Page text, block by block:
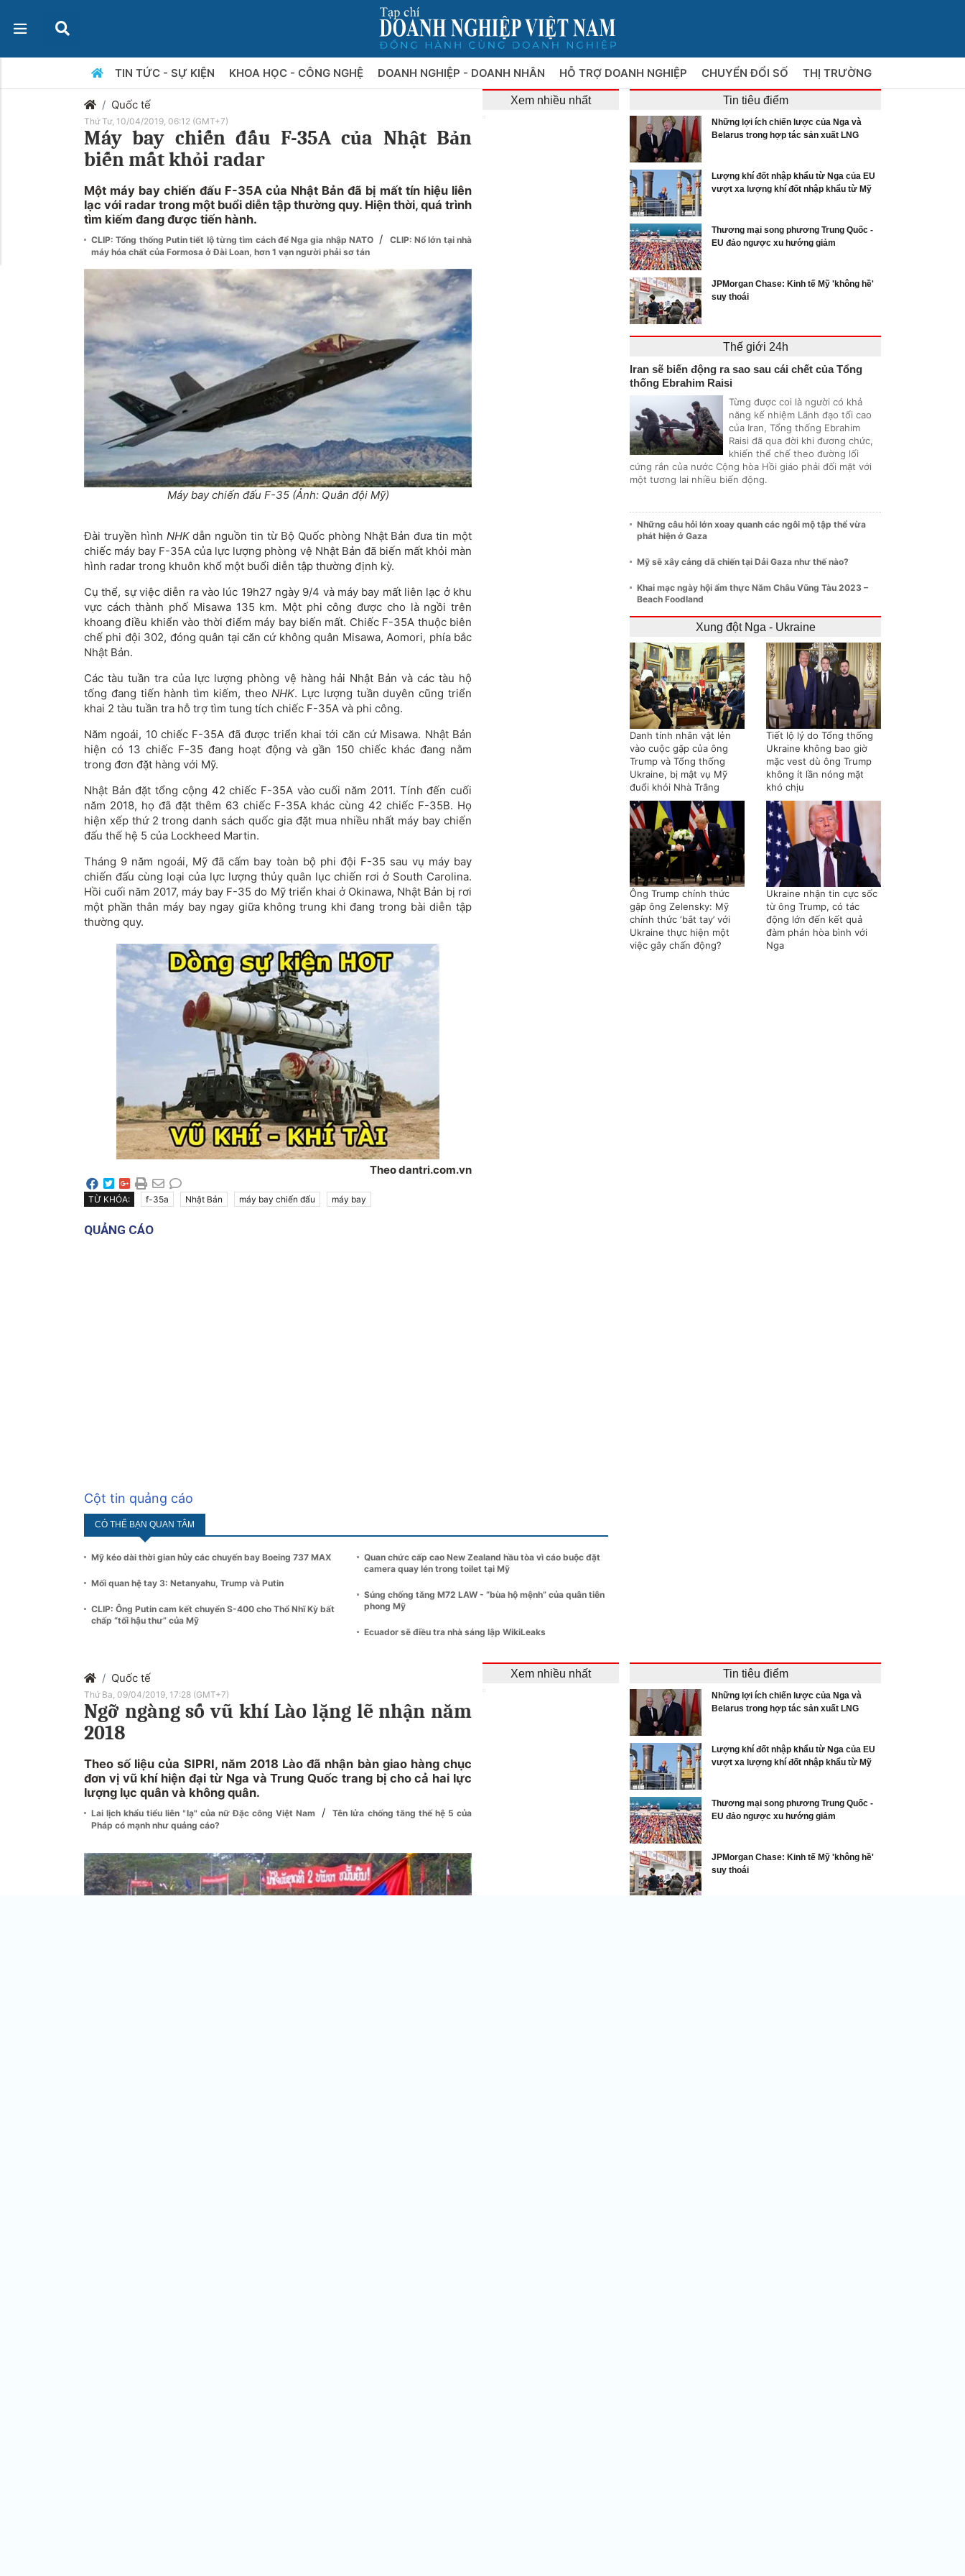
TIN TỨC - SỰ KIỆN KHOA HỌC - CÔNG NGHỆ DOANH NGHIỆP - DOANH NHÂN HỖ TRỢ DOANH NGHIỆP CHUYỂN ĐỔI SỐ THỊ TRƯỜNG
Quốc tế
Thứ Tư, 10/04/2019, 06:12 (GMT+7)
Máy bay chiến đấu F-35A của Nhật Bản
biến mất khỏi radar
Một máy bay chiến đấu F-35A của Nhật Bản đã bị mất tín hiệu liên
lạc với radar trong một buổi diễn tập thường quy. Hiện thời, quá trình
tìm kiếm đang được tiến hành.
CLIP: Tổng thống Putin tiết lộ từng tìm cách để Nga gia nhập NATO /
CLIP: Nổ lớn tại nhà
máy hóa chất của Formosa ở Đài Loan, hơn 1 vạn người phải sơ tán
Máy bay chiến đấu F-35 (Ảnh: Quân đội Mỹ)
Đài truyền hình NHKdẫn nguồn tin từ Bộ Quốc phòng Nhật Bản đưa tin một
chiếc máy bay F-35A của lực lượng phòng vệ Nhật Bản đã biến mất khỏi màn
hình radar trong khuôn khổ một buổi diễn tập thường định kỳ.
Cụ thể, sự việc diễn ra vào lúc 19h27 ngày 9/4 và máy bay mất liên lạc ở khu
vực cách thành phố Misawa 135 km. Một phi công được cho là ngồi trên
khoang điều khiển vào thời điểm máy bay biến mất. Chiếc F-35A thuộc biên
chế phi đội 302, đóng quân tại căn cứ không quân Misawa, Aomori, phía bắc
Nhật Bản.
Các tàu tuần tra của lực lượng phòng vệ hàng hải Nhật Bản và các tàu hộ
tống đang tiến hành tìm kiếm, theoNHK. Lực lượng tuần duyên cũng triển
khai 2 tàu tuần tra hỗ trợ tìm tung tích chiếc F-35A và phi công.
Năm ngoái, 10 chiếc F-35A đã được triển khai tới căn cứ Misawa. Nhật Bản
hiện có 13 chiếc F-35 đang hoạt động và gần 150 chiếc khác đang nằm
trong đơn đặt hàng với Mỹ.
Nhật Bản đặt tổng cộng 42 chiếc F-35A vào cuối năm 2011. Tính đến cuối
năm 2018, họ đã đặt thêm 63 chiếc F-35A khác cùng 42 chiếc F-35B. Họ
hiện xếp thứ 2 trong danh sách quốc gia đặt mua nhiều nhất máy bay chiến
đấu thế hệ 5 của Lockheed Martin.
Tháng 9 năm ngoái, Mỹ đã cấm bay toàn bộ phi đội F-35 sau vụ máy bay
chiến đấu cùng loại của lực lượng thủy quân lục chiến rơi ở South Carolina.
Hồi cuối năm 2017, máy bay F-35 do Mỹ triển khai ở Okinawa, Nhật Bản bị rơi
một phần thân máy bay ngay giữa không trung khi đang trong bài diễn tập
thường quy.
Theo dantri.com.vn
TỪ KHÓA: f-35a Nhật Bản máy bay chiến đấu máy bay
QUẢNG CÁO
Xem nhiều nhất
Cột tin quảng cáo
CÓ THỂ BẠN QUAN TÂM
Mỹ kéo dài thời gian hủy các chuyến bay Boeing 737 MAX
Mối quan hệ tay 3: Netanyahu, Trump và Putin
CLIP: Ông Putin cam kết chuyển S-400 cho Thổ Nhĩ Kỳ bất
chấp “tối hậu thư” của Mỹ
Quan chức cấp cao New Zealand hầu tòa vì cáo buộc đặt
camera quay lén trong toilet tại Mỹ
Súng chống tăng M72 LAW - “bùa hộ mệnh” của quân tiên
phong Mỹ
Ecuador sẽ điều tra nhà sáng lập WikiLeaks
Tin tiêu điểm
Những lợi ích chiến lược của Nga và
Belarus trong hợp tác sản xuất LNG
Lượng khí đốt nhập khẩu từ Nga của EU
vượt xa lượng khí đốt nhập khẩu từ Mỹ
Thương mại song phương Trung Quốc -
EU đảo ngược xu hướng giảm
JPMorgan Chase: Kinh tế Mỹ 'không hề'
suy thoái
Thế giới 24h
Iran sẽ biến động ra sao sau cái chết của Tổng
thống Ebrahim Raisi
Từng được coi là người có khả
năng kế nhiệm Lãnh đạo tối cao
của Iran, Tổng thống Ebrahim
Raisi đã qua đời khi đương chức,
khiến thể chế theo đường lối
cứng rắn của nước Cộng hòa Hồi giáo phải đối mặt với
một tương lai nhiều biến động.
Những câu hỏi lớn xoay quanh các ngôi mộ tập thể vừa
phát hiện ở Gaza
Mỹ sẽ xây cảng dã chiến tại Dải Gaza như thế nào?
Khai mạc ngày hội ẩm thực Năm Châu Vũng Tàu 2023 –
Beach Foodland
Xung đột Nga - Ukraine
Danh tính nhân vật lẻn
vào cuộc gặp của ông
Trump và Tổng thống
Ukraine, bị mật vụ Mỹ
đuổi khỏi Nhà Trắng
Tiết lộ lý do Tổng thống
Ukraine không bao giờ
mặc vest dù ông Trump
không ít lần nóng mặt
khó chịu
Ông Trump chính thức
gặp ông Zelensky: Mỹ
chính thức ‘bắt tay’ với
Ukraine thực hiện một
việc gây chấn động?
Ukraine nhận tin cực sốc
từ ông Trump, có tác
động lớn đến kết quả
đàm phán hòa bình với
Nga
Quốc tế
Thứ Ba, 09/04/2019, 17:28 (GMT+7)
Ngỡ ngàng số vũ khí Lào lặng lẽ nhận năm
2018
Theo số liệu của SIPRI, năm 2018 Lào đã nhận bàn giao hàng chục
đơn vị vũ khí hiện đại từ Nga và Trung Quốc trang bị cho cả hai lực
lượng lục quân và không quân.
Lai lịch khẩu tiểu liên "lạ" của nữ Đặc công Việt Nam /
Tên lửa chống tăng thế hệ 5 của
Pháp có mạnh như quảng cáo?
Xem nhiều nhất Tin tiêu điểm
Những lợi ích chiến lược của Nga và
Belarus trong hợp tác sản xuất LNG
Lượng khí đốt nhập khẩu từ Nga của EU
vượt xa lượng khí đốt nhập khẩu từ Mỹ
Thương mại song phương Trung Quốc -
EU đảo ngược xu hướng giảm
JPMorgan Chase: Kinh tế Mỹ 'không hề'
suy thoái